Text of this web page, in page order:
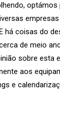
optámos
há coisas do
de meio
sobre esta
aos
e